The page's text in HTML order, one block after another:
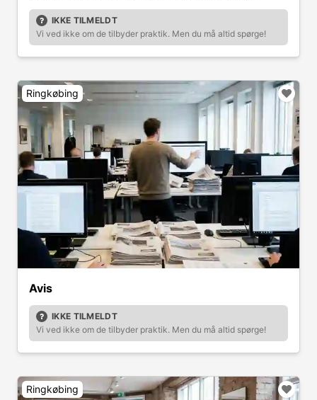
IKKE TILMELDT
Vi ved ikke om de tilbyder praktik. Men du må altid spørge!
Ringkøbing
Avis
IKKE TILMELDT
Vi ved ikke om de tilbyder praktik. Men du må altid spørge!
Ringkøbing